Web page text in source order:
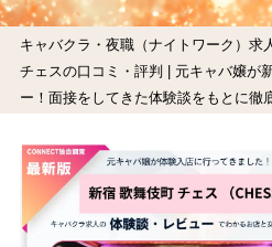
キャバクラ・夜職（ナイトワーク）求
チェスの口コミ・評判 | 元キャバ嬢が
ー！面接をしてきた体験談をもとに徹